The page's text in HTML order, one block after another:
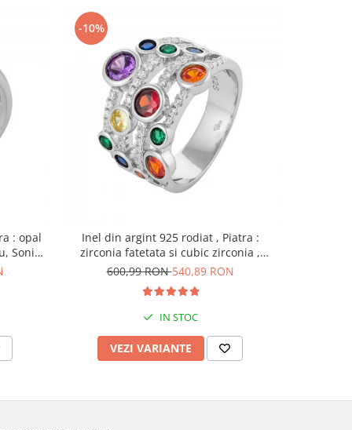
: opal
Sonis
-10%
Inel din argint 925 rodiat , Piatra :
zirconia fatetata si cubic zirconia ,
Culoare : multicolor , Sonis Silver
600,99 RON540,89 RON
IN STOC
VEZI VARIANTE